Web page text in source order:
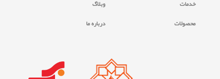
خدمات
محصولات
وبلاگ
درباره ما